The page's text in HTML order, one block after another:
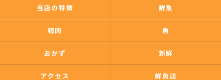
当店の特徴 鮮魚
精肉 魚
おかず 新鮮
アクセス 鮮魚店